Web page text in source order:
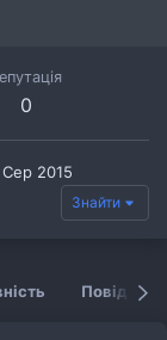
0
2015
Знайти